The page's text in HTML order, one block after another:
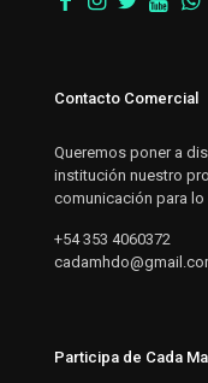
Contacto Comercial
Queremos poner a
institución nuestro
comunicación para lo
+54 353 4060372
Participa de Cada